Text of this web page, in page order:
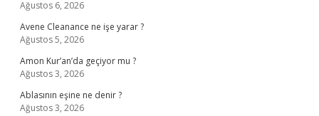
Ağustos 6, 2026
Avene Cleanance ne işe yarar ?
Ağustos 5, 2026
Amon Kur’an’da geçiyor mu ?
Ağustos 3, 2026
Ablasının eşine ne denir ?
Ağustos 3, 2026